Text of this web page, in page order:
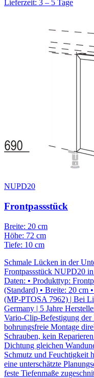
Lieferzeit: 3 – 5 Tage
NUPD20
Frontpassstück
Breite: 20 cm
Höhe: 72 cm
Tiefe: 10 cm
Schmale Lücken in der
Frontpassstück NUPD20
Daten: • Produkttyp:
(Standard) • Breite: 20 cm
(MP-PTOSA 7962) | Bei
Germany | 5 Jahre
Vario-Clip-Befestigung
bohrungsfreie Montage
Schrauben, kein
Dichtung gleichen
Schmutz und Feuchtigkeit
eine unterschätzte
feste Tiefenmaße